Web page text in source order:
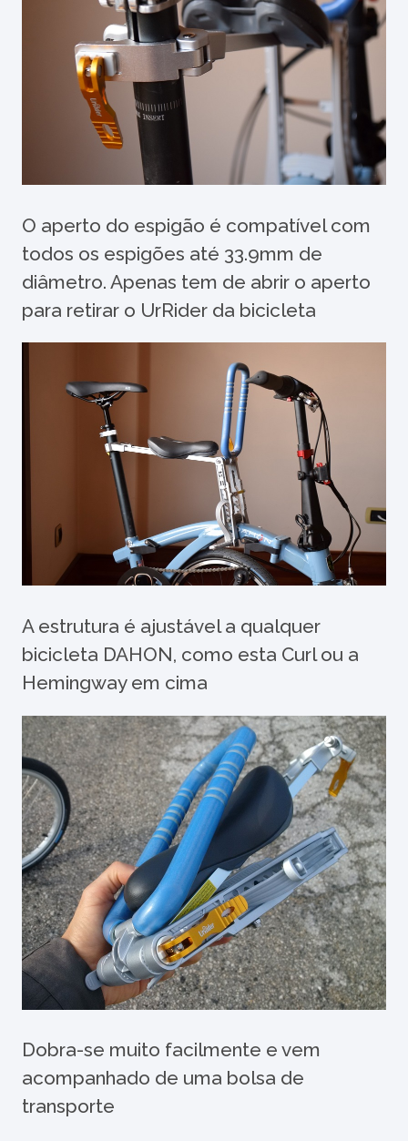
O aperto do espigão é compatível com
todos os espigões até 33.9mm de
diâmetro. Apenas tem de abrir o aperto
para retirar o UrRider da bicicleta
A estrutura é ajustável a qualquer
bicicleta DAHON, como esta Curl ou a
Hemingway em cima
Dobra-se muito facilmente e vem
acompanhado de uma bolsa de
transporte